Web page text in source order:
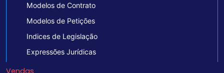
Modelos de Contrato
Modelos de Petições
Indices de Legislação
Expressões Jurídicas
Vendas